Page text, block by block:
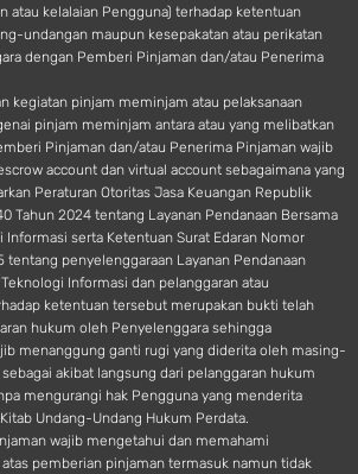
atau kelalaian Pengguna) terhadap ketentuan
undangan maupun kesepakatan atau perikatan
dengan Pemberi Pinjaman dan/atau Penerima
kegiatan pinjam meminjam atau pelaksanaan
pinjam meminjam antara atau yang melibatkan
Pinjaman dan/atau Penerima Pinjaman wajib
account dan virtual account sebagaimana yang
Peraturan Otoritas Jasa Keuangan Republik
Tahun 2024 tentang Layanan Pendanaan Bersama
Informasi serta Ketentuan Surat Edaran Nomor
tentang penyelenggaraan Layanan Pendanaan
Informasi dan pelanggaran atau
ketentuan tersebut merupakan bukti telah
hukum oleh Penyelenggara sehingga
menanggung ganti rugi yang diderita oleh masing-
akibat langsung dari pelanggaran hukum
mengurangi hak Pengguna yang menderita
Undang-Undang Hukum Perdata.
wajib mengetahui dan memahami
pemberian pinjaman termasuk namun tidak